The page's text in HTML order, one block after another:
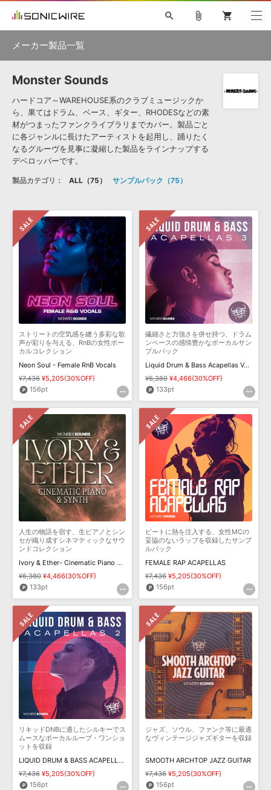
プラグイン・エフェクト »
サンプルパック »
DAW »
効果音 »
BGM »
キャンペーン »
SONICWIREブログ »
製品サポート情報 »
DTMガイド »
FAQ »
お問い合わせ »
音楽カード製作サービス
楽曲配信流通
無償のサウンド管理ソフト
APS 映像のBGM・セリフを音声分離
SLS 音素材の制作・ライセンス提供
search
初音ミク NT 鏡音リン・レン V4X
KAITO V3
VOCALOID TOONTRACK
SPITFIRE AUDIO
VIENNA
EZ DRUMMER 3 SERUM
ライセンスフリーBGM
サンプルパックを試そう
ボーカル抜き出し
DUBSTEP
ELECTRONICA
EDM TRANCE MUTANT
ROUTER.FM
ソフトウェア／ツール DAW 効果音
attach_file shopping_cart
メーカー製品一覧
Monster Sounds
ハードコア～WAREHOUSE系のクラブミュージックか
ら、果てはドラム、ベース、ギター、RHODESなどの素
材がつまったファンクライブラリまでカバー。製品ごと
に各ジャンルに長けたアーティストを起用し、踊りたく
なるグルーヴを見事に凝縮した製品をラインナップする
デベロッパーです。
製品カテゴリ： ALL 75 サンプルパック 75
ストリートの空気感を纏う多彩な歌
声が彩りを与える、RnBの女性ボー
カルコレクション
Neon Soul - Female RnB Vocals
¥7,436 ¥5,205(30%OFF)
156pt
繊細さと力強さを併せ持つ、ドラム
ンベースの感情豊かなボーカルサン
プルパック
Liquid Drum & Bass Acapellas Vol 3
¥6,380 ¥4,466(30%OFF)
133pt
人生の物語を宿す、生ピアノとシン
セが織り成すシネマティックなサウ
ンドコレクション
Ivory & Ether- Cinematic Piano & Synth
¥6,380 ¥4,466(30%OFF)
133pt
ビートに熱を注入する、女性MCの
妥協のないラップを収録したサンプ
ルパック
FEMALE RAP ACAPELLAS
¥7,436 ¥5,205(30%OFF)
156pt
リキッドDNBに適したシルキーでス
ムースなボーカルループ・ワンショ
ットを収録
LIQUID DRUM & BASS ACAPELLAS VOL2
¥7,436 ¥5,205(30%OFF)
156pt
ジャズ、ソウル、ファンク等に最適
なヴィンテージジャズギターを収録
SMOOTH ARCHTOP JAZZ GUITAR
¥7,436 ¥5,205(30%OFF)
156pt